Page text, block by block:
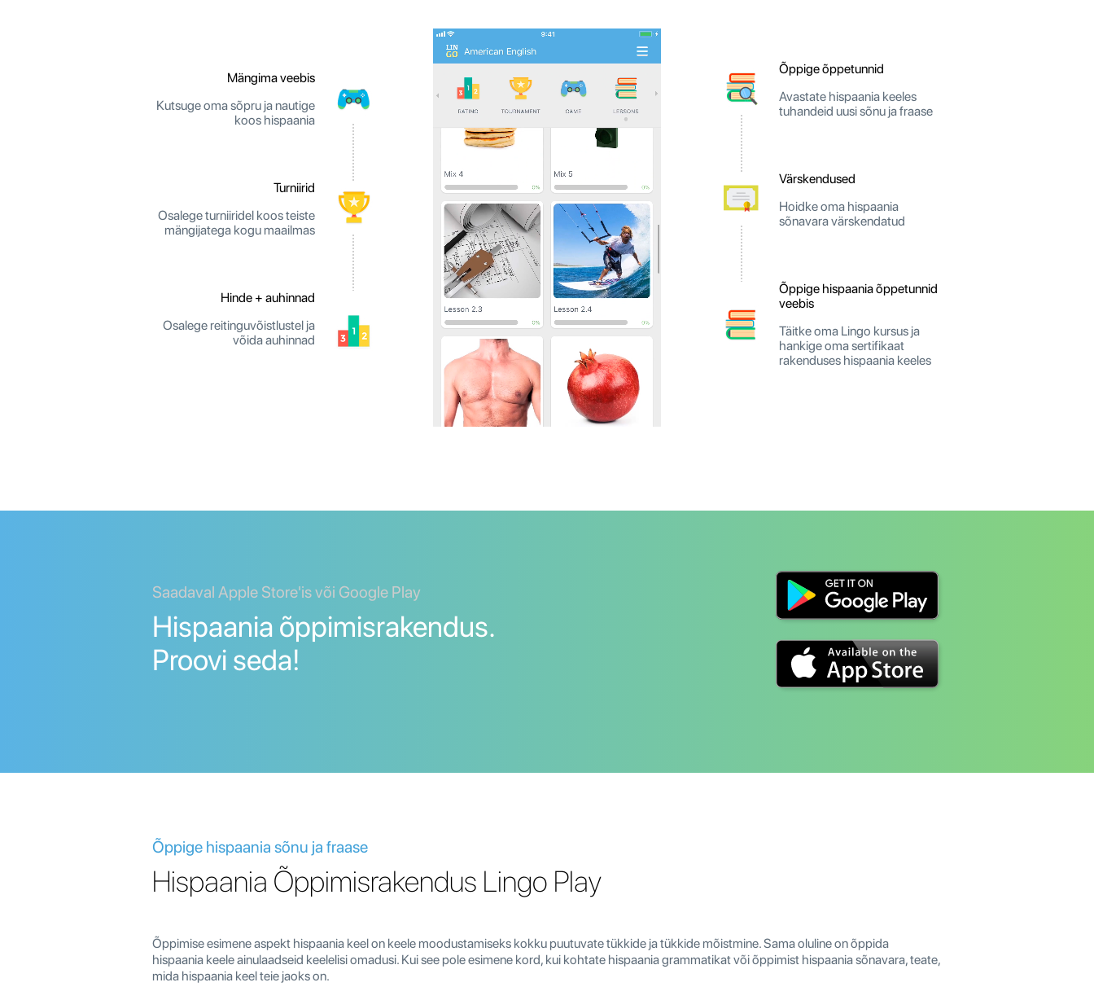
Mängima veebis
Kutsuge oma sõpru ja nautige
koos hispaania
Turniirid
Osalege turniiridel koos teiste
mängijatega kogu maailmas
Hinde + auhinnad
Osalege reitinguvõistlustel ja
võida auhinnad
Õppige õppetunnid
Avastate hispaania keeles
tuhandeid uusi sõnu ja fraase
Värskendused
Hoidke oma hispaania
sõnavara värskendatud
Õppige hispaania õppetunnid
veebis
Täitke oma Lingo kursus ja
hankige oma sertifikaat
rakenduses hispaania keeles
Saadaval Apple Store'is või Google Play
Hispaania õppimisrakendus.
Proovi seda!
Õppige hispaania sõnu ja fraase
Hispaania Õppimisrakendus Lingo Play
Õppimise esimene aspekt hispaania keel on keele moodustamiseks kokku puutuvate tükkide ja tükkide mõistmine. Sama oluline on õppida
hispaania keele ainulaadseid keelelisi omadusi. Kui see pole esimene kord, kui kohtate hispaania grammatikat või õppimist hispaania sõnavara, teate,
mida hispaania keel teie jaoks on.